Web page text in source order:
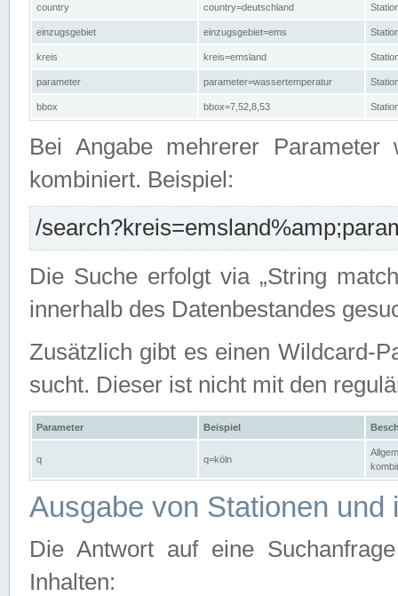
country country=deutschland
einzugsgebiet einzugsgebiet=ems
kreis kreis=emsland
parameter parameter=wassertemperatur
bbox bbox=7,52,8,53
Bei Angabe mehrerer Parameter
kombiniert. Beispiel:
/
Die Suche erfolgt via „String
innerhalb des Datenbestandes
Zusätzlich gibt es einen Wildcard-
sucht. Dieser ist nicht mit den
Parameter Beispiel
q q=köln
Ausgabe von Stationen und
Die Antwort auf eine
Inhalten: